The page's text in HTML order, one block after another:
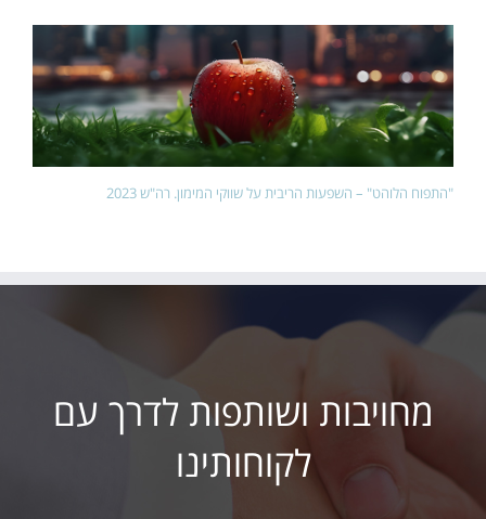
"התפוח הלוהט" – השפעות הריבית על שווקי המימון. רה"ש 2023
מחויבות ושותפות לדרך עם
לקוחותינו